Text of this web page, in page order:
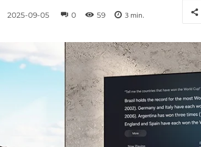
2025-09-05 0 59 3 min.